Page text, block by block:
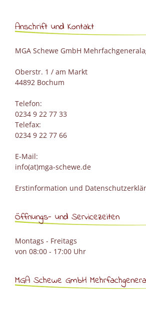
Anschrift und Kontakt
MGA Schewe GmbH
Oberstr. 1 / am Markt
44892 Bochum
Telefon:
0234 9 22 77 33
Telefax:
0234 9 22 77 66
E-Mail:
info(at)mga-schewe.de
Erstinformation und
Öffnungs- und Servicezeiten
Montags - Freitags
von 08:00 - 17:00 Uhr
MGA Schewe GmbH